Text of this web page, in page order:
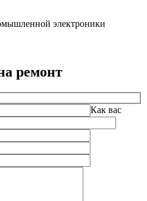
электроники
ремонт
Как вас